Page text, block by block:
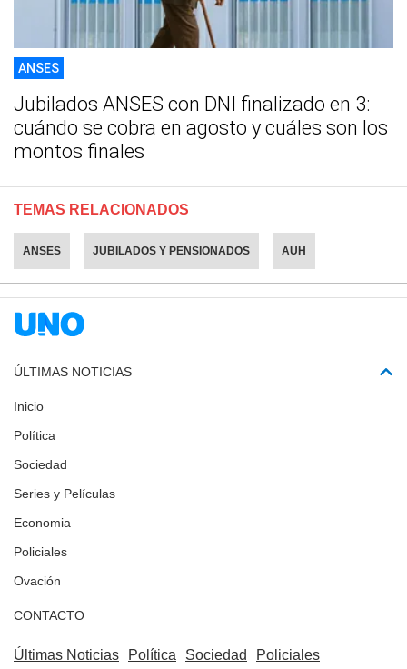
ANSES
Jubilados ANSES con DNI finalizado en 3:
cuándo se cobra en agosto y cuáles son los
montos finales
TEMAS RELACIONADOS
ANSES JUBILADOS Y PENSIONADOS AUH
ÚLTIMAS NOTICIAS
Inicio
Política
Sociedad
Series y Películas
Economia
Policiales
Ovación
CONTACTO
Últimas Noticias Política Sociedad Policiales